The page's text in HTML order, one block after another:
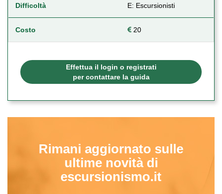
Difficoltà E: Escursionisti
Costo 20
Effettua il login o registrati
per contattare la guida
Rimani aggiornato sulle
ultime novità di
escursionismo.it